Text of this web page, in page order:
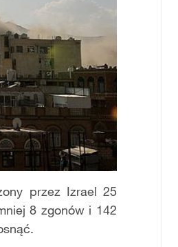
przez Izrael 25
8 zgonów i 142